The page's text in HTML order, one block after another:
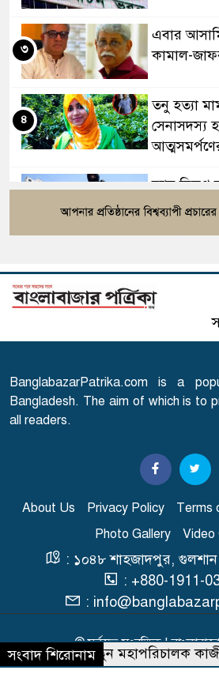
এবার
কামাল-
৩
তনু হত্যা
সেনাসদস্য
৪
র‍্যাব
বাহিনী,
সৌদির
৬
এসএসসি
তারিখ
৭
সারাদেশে
৮
স্বাভাবিক
'২০ অগাস্ট
BanglabazarPatrika.com is a
Bangladesh. The aim of which is to
all readers.
About Us Privacy Policy Terms
Photo Gallery
Video
: ১০৪৮ শাহজাদপুর, গুলশান,
: +880-1911-
:
© সর্বস্বত্ব সংরক্ষিত |
Developed & Maintained
সংবাদ শিরোনাম
বিটিভির নতুন মহাপরিচালক কাজী